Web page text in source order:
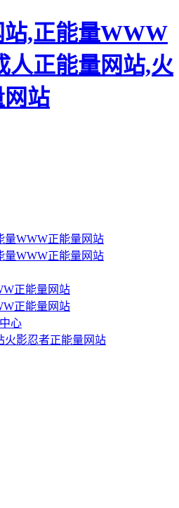
,正能量WWW
人正能量网站,火
站
量WWW正能量网站
量WWW正能量网站
正能量网站
正能量网站
心
火影忍者正能量网站